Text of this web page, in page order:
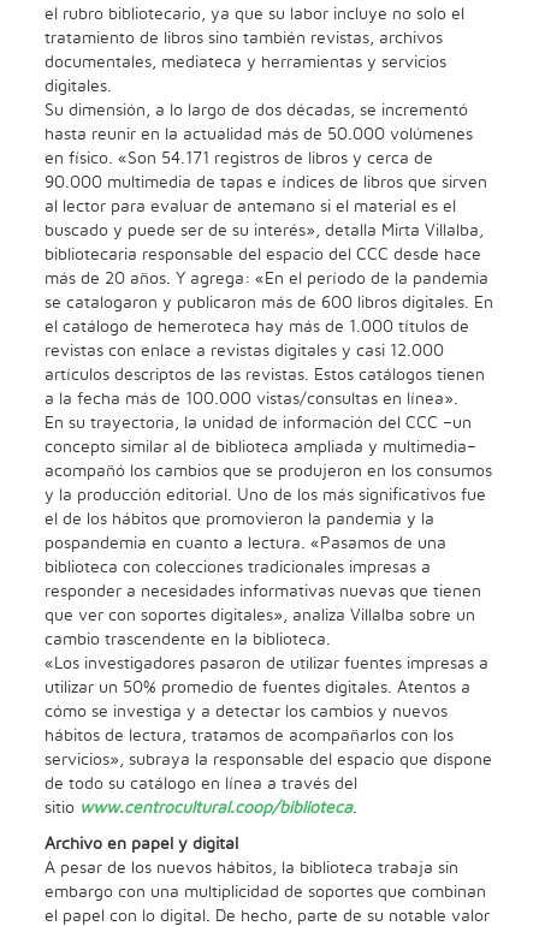
el rubro bibliotecario, ya que su labor incluye no solo el
tratamiento de libros sino también revistas, archivos
documentales, mediateca y herramientas y servicios
digitales.
Su dimensión, a lo largo de dos décadas, se incrementó
hasta reunir en la actualidad más de 50.000 volúmenes
en físico. «Son 54.171 registros de libros y cerca de
90.000 multimedia de tapas e índices de libros que sirven
al lector para evaluar de antemano si el material es el
buscado y puede ser de su interés», detalla Mirta Villalba,
bibliotecaria responsable del espacio del CCC desde hace
más de 20 años. Y agrega: «En el período de la pandemia
se catalogaron y publicaron más de 600 libros digitales. En
el catálogo de hemeroteca hay más de 1.000 títulos de
revistas con enlace a revistas digitales y casi 12.000
artículos descriptos de las revistas. Estos catálogos tienen
a la fecha más de 100.000 vistas/consultas en línea».
En su trayectoria, la unidad de información del CCC –un
concepto similar al de biblioteca ampliada y multimedia–
acompañó los cambios que se produjeron en los consumos
y la producción editorial. Uno de los más significativos fue
el de los hábitos que promovieron la pandemia y la
pospandemia en cuanto a lectura. «Pasamos de una
biblioteca con colecciones tradicionales impresas a
responder a necesidades informativas nuevas que tienen
que ver con soportes digitales», analiza Villalba sobre un
cambio trascendente en la biblioteca.
«Los investigadores pasaron de utilizar fuentes impresas a
utilizar un 50% promedio de fuentes digitales. Atentos a
cómo se investiga y a detectar los cambios y nuevos
hábitos de lectura, tratamos de acompañarlos con los
servicios», subraya la responsable del espacio que dispone
de todo su catálogo en línea a través del
sitio www.centrocultural.coop/biblioteca.
Archivo en papel y digital
A pesar de los nuevos hábitos, la biblioteca trabaja sin
embargo con una multiplicidad de soportes que combinan
el papel con lo digital. De hecho, parte de su notable valor